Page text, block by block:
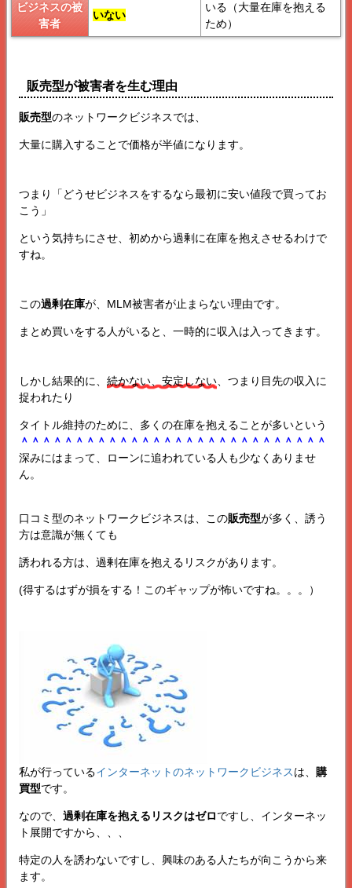
ビジネスの被
害者
いない
いる（大量在庫を抱える
ため）
販売型が被害者を生む理由
販売型のネットワークビジネスでは、
大量に購入することで価格が半値になります。
つまり「どうせビジネスをするなら最初に安い値段で買ってお
こう」
という気持ちにさせ、初めから過剰に在庫を抱えさせるわけで
すね。
この過剰在庫が、MLM被害者が止まらない理由です。
まとめ買いをする人がいると、一時的に収入は入ってきます。
しかし結果的に、 続かない、安定しない、つまり目先の収入に
捉われたり
タイトル維持のために、多くの在庫を抱えることが多いという
＾＾＾＾＾＾＾＾＾＾＾＾＾＾＾＾＾＾＾＾＾＾＾＾＾＾＾＾
深みにはまって、ローンに追われている人も少なくありませ
ん。
口コミ型のネットワークビジネスは、この販売型が多く、誘う
方は意識が無くても
誘われる方は、過剰在庫を抱えるリスクがあります。
(得するはずが損をする！このギャップが怖いですね。。。）
私が行っているインターネットのネットワークビジネスは、 購
買型です。
なので、 過剰在庫を抱えるリスクはゼロですし、インターネッ
ト展開ですから、、、
特定の人を誘わないですし、興味のある人たちが向こうから来
ます。